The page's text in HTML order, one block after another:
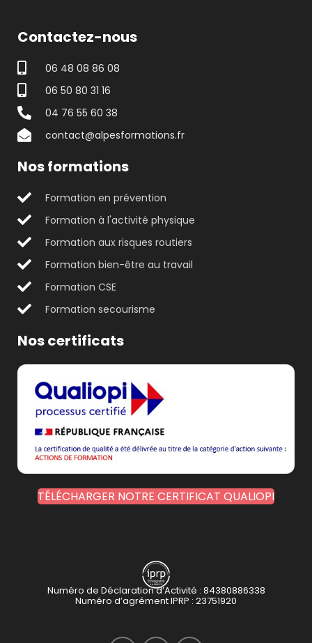
Contactez-nous
06 48 08 86 08
06 50 80 31 16
04 76 55 60 38
contact@alpesformations.fr
Nos formations
Formation en prévention
Formation à l'activité physique
Formation aux risques routiers
Formation bien-être au travail
Formation CSE
Formation secourisme
Nos certificats
TÉLÉCHARGER NOTRE CERTIFICAT QUALIOPI
Numéro de Déclaration d’Activité : 84380886338
Numéro d’agrément IPRP : 23751920